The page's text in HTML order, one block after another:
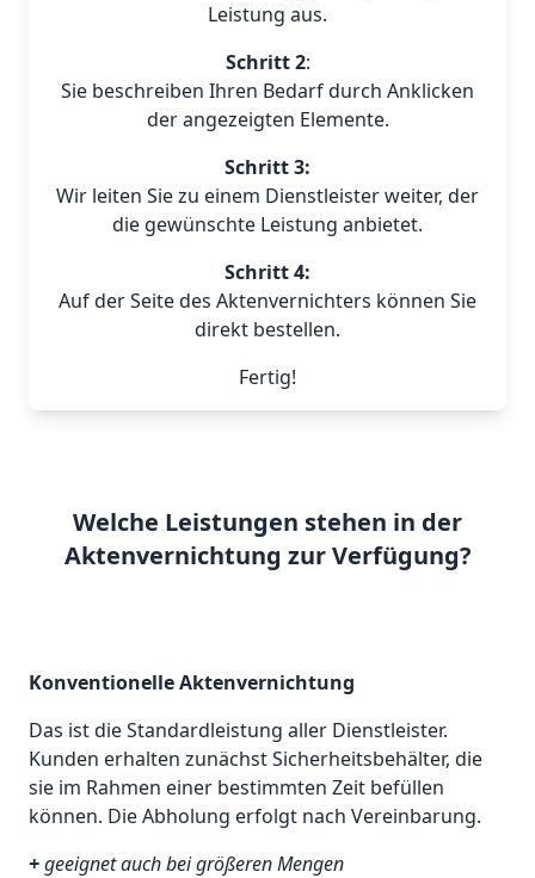
Leistung aus.
Schritt 2:
Sie beschreiben Ihren Bedarf durch Anklicken
der angezeigten Elemente.
Schritt 3:
Wir leiten Sie zu einem Dienstleister weiter, der
die gewünschte Leistung anbietet.
Schritt 4:
Auf der Seite des Aktenvernichters können Sie
direkt bestellen.
Fertig!
Welche Leistungen stehen in der
Aktenvernichtung zur Verfügung?
Konventionelle Aktenvernichtung
Das ist die Standardleistung aller Dienstleister.
Kunden erhalten zunächst Sicherheitsbehälter, die
sie im Rahmen einer bestimmten Zeit befüllen
können. Die Abholung erfolgt nach Vereinbarung.
+geeignet auch bei größeren Mengen